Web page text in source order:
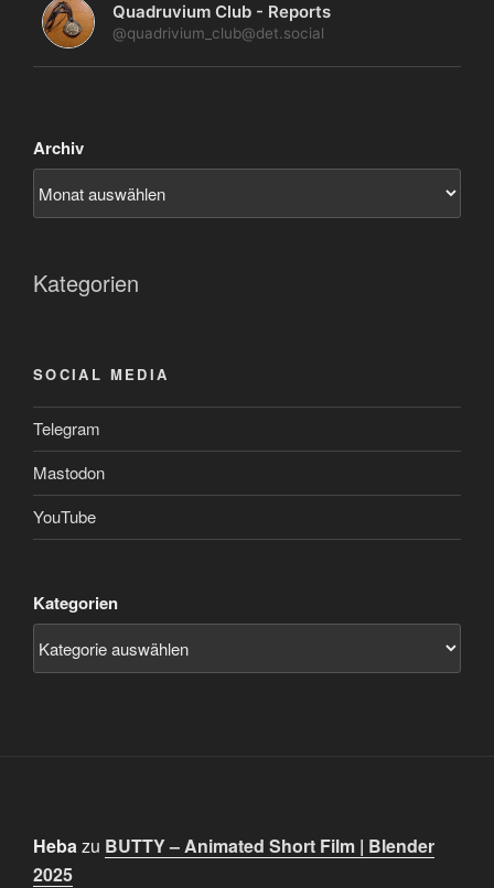
Quadruvium Club - Reports
@quadrivium_club@det.social
Archiv
Kategorien
SOCIAL MEDIA
Telegram
Mastodon
YouTube
Kategorien
Hebazu BUTTY – Animated Short Film | Blender
2025